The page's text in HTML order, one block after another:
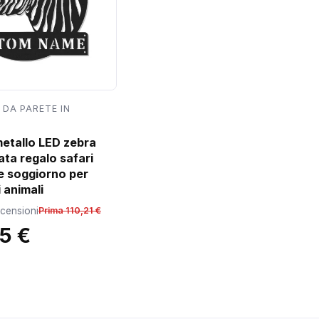
PARETE IN
LED zebra
regalo safari
soggiorno per
animali
Prima 110,21 €
€